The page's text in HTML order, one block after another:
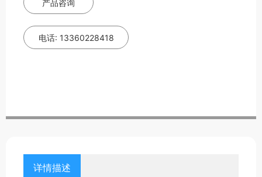
产品咨询
电话: 13360228418
详情描述